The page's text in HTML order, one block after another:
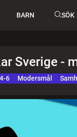
BARN SÖK
Sverige -
6 Modersmål